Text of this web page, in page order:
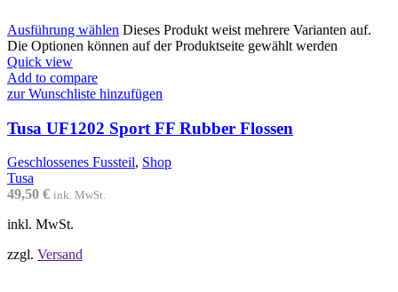
Ausführung wählen Dieses Produkt weist mehrere Varianten auf.
Die Optionen können auf der Produktseite gewählt werden
Quick view
Add to compare
zur Wunschliste hinzufügen
Tusa UF1202 Sport FF Rubber Flossen
Geschlossenes Fussteil, Shop
Tusa
49,50 € ink. MwSt.
inkl. MwSt.
zzgl. Versand